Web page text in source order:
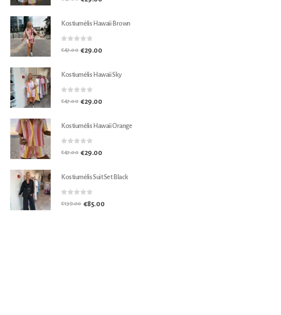
Kostiumėlis Hawaii Brown
€47.00 €29.00
Kostiumėlis Hawaii Sky
€47.00 €29.00
Kostiumėlis Hawaii Orange
€47.00 €29.00
Kostiumėlis Suit Set Black
€139.00 €85.00